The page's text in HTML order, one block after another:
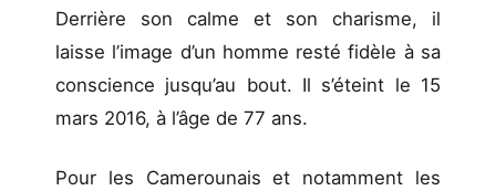
Derrière son calme et son charisme, il
laisse l’image d’un homme resté fidèle à sa
conscience jusqu’au bout. Il s’éteint le 15
mars 2016, à l’âge de 77 ans.
Pour les Camerounais et notamment les